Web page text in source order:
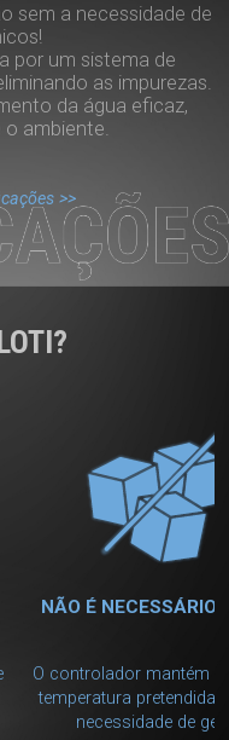
sem a necessidade de
por um sistema de
as impurezas.
da água eficaz,
ambiente.
>>
NÃO É NECESSÁRIO
O controlador mantém a
temperatura pretendida,
necessidade de